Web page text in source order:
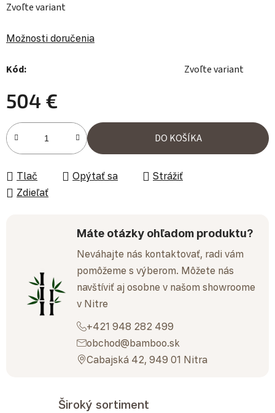
Zvoľte variant
Možnosti doručenia
Kód: Zvoľte variant
504 €
Jednotková cena:
DO KOŠÍKA
Tlač Opýtať sa
Strážiť
Zdieľať
Máte otázky ohľadom produktu?
Neváhajte nás kontaktovať, radi vám
pomôžeme s výberom. Môžete nás
navštíviť aj osobne v našom showroome
v Nitre
+421 948 282 499
obchod@bamboo.sk
Cabajská 42, 949 01 Nitra
Široký sortiment